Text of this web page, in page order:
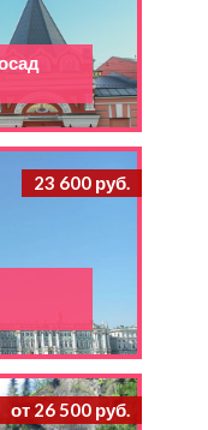
23 600 руб.
от 26 500 руб.